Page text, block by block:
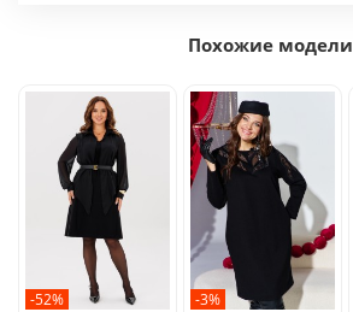
Похожие модели
-52% -3%